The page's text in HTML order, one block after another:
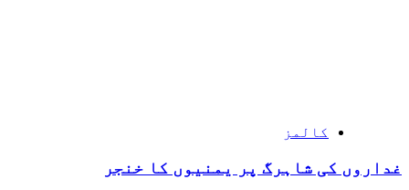
کالمز
غداروں کی شاہرگ پر یمنیوں کا خنجر